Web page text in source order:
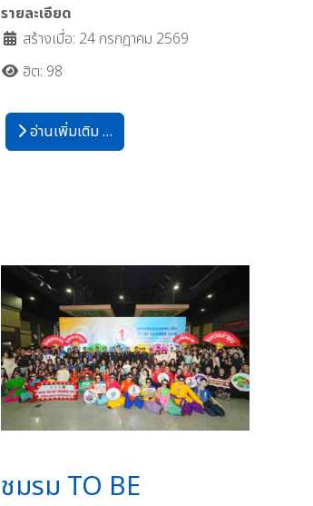
รายละเอียด
สร้างเมื่อ: 24 กรกฎาคม 2569
ฮิต: 98
อ่านเพิ่มเติม …
ชมรม TO BE